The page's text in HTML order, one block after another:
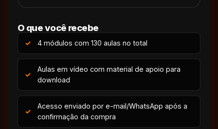
O que você recebe
4 módulos com 130 aulas no total
Aulas em vídeo com material de apoio para
download
Acesso enviado por e-mail/WhatsApp após a
confirmação da compra